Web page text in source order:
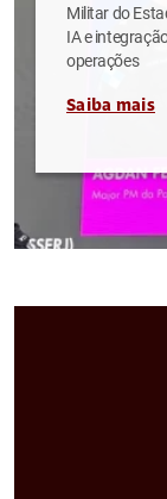
Militar do
IA e
operações
Saiba mais